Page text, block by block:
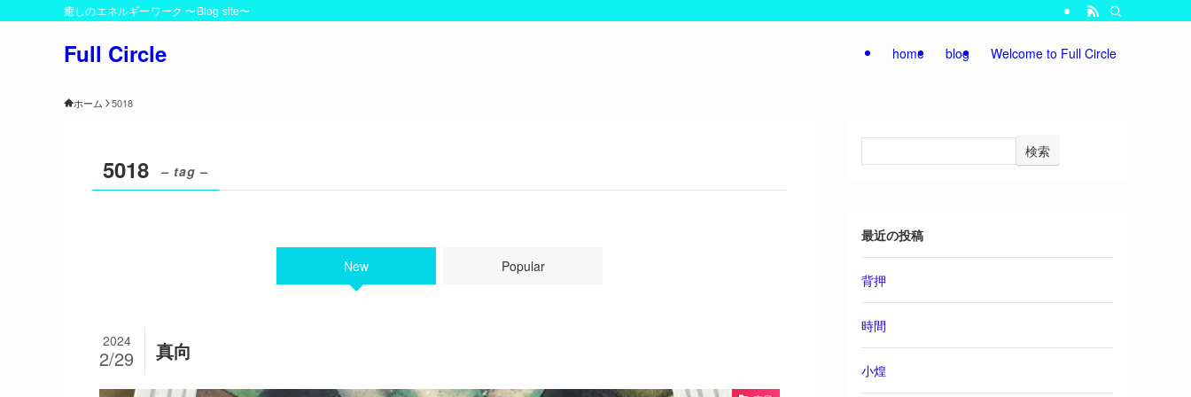
癒しのエネルギーワーク 〜Blog site〜
Full Circle home blog Welcome to Full Circle
ホーム 5018
5018 – tag –
New Popular
真向
2024
2/29
検索
最近の投稿
背押
時間
小煌